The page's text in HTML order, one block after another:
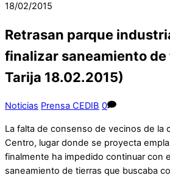
18/02/2015
Retrasan parque
finalizar saneamiento de
Tarija 18.02.2015)
Noticias Prensa CEDIB 0
La falta de consenso de vecinos de la
Centro, lugar donde se proyecta
finalmente ha impedido continuar con
saneamiento de tierras que buscaba